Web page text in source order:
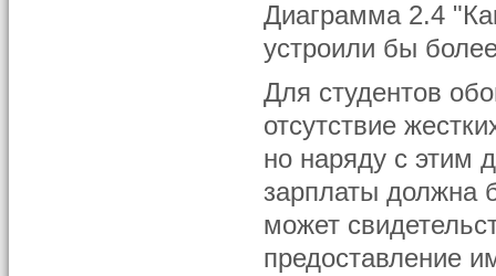
Диаграмма 2.4
устроили бы
Для студентов
отсутствие
но наряду с этим
зарплаты должна
может
предоставление